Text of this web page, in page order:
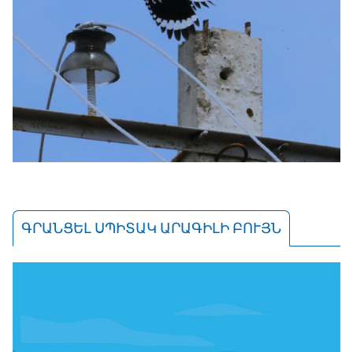
ԳՐԱՆՑԵԼ ՍՊԻՏԱԿ ԱՐԱԳԻԼԻ ԲՈՒՅՆ